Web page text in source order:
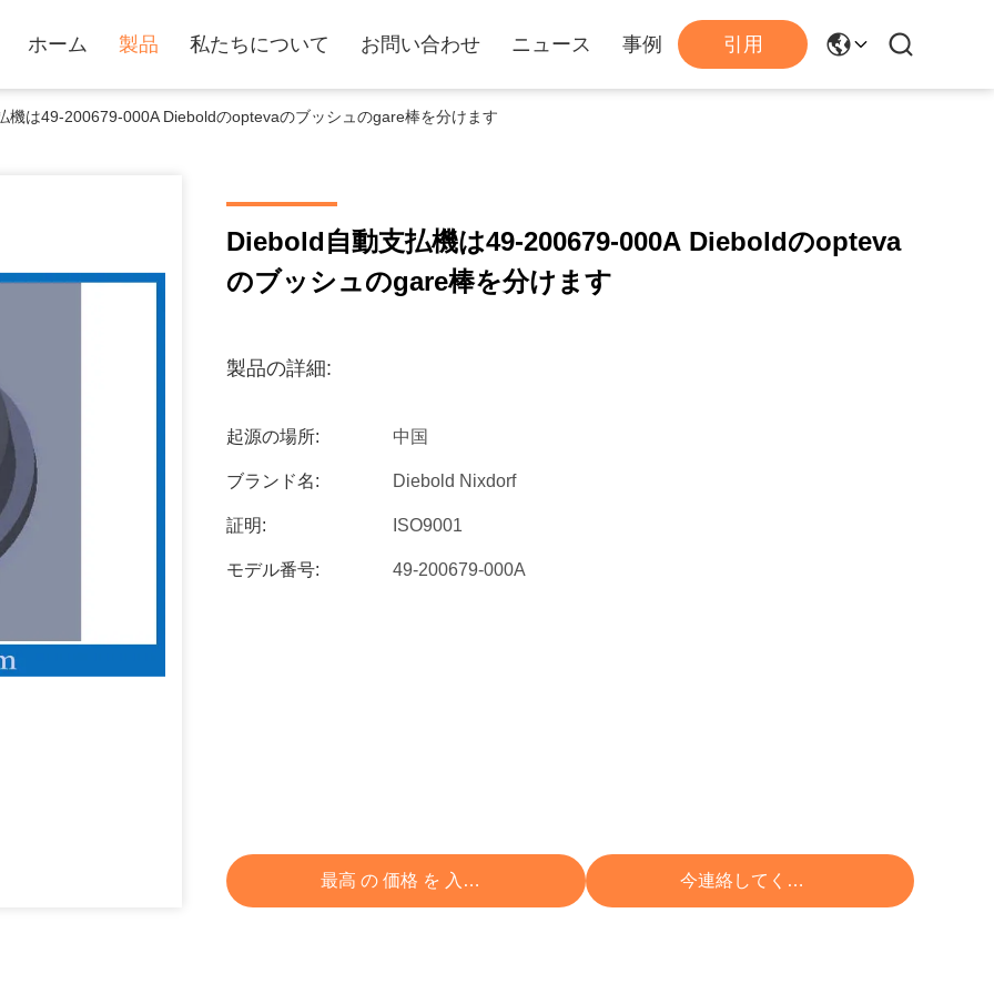
ホーム 製品 私たちについて お問い合わせ ニュース 事例 引用
機は49-200679-000A Dieboldのoptevaのブッシュのgare棒を分けます
Diebold自動支払機は49-200679-000A Dieboldのopteva
のブッシュのgare棒を分けます
製品の詳細:
起源の場所: 中国
ブランド名: Diebold Nixdorf
証明: ISO9001
モデル番号: 49-200679-000A
最高 の 価格 を 入手 する 今連絡してください